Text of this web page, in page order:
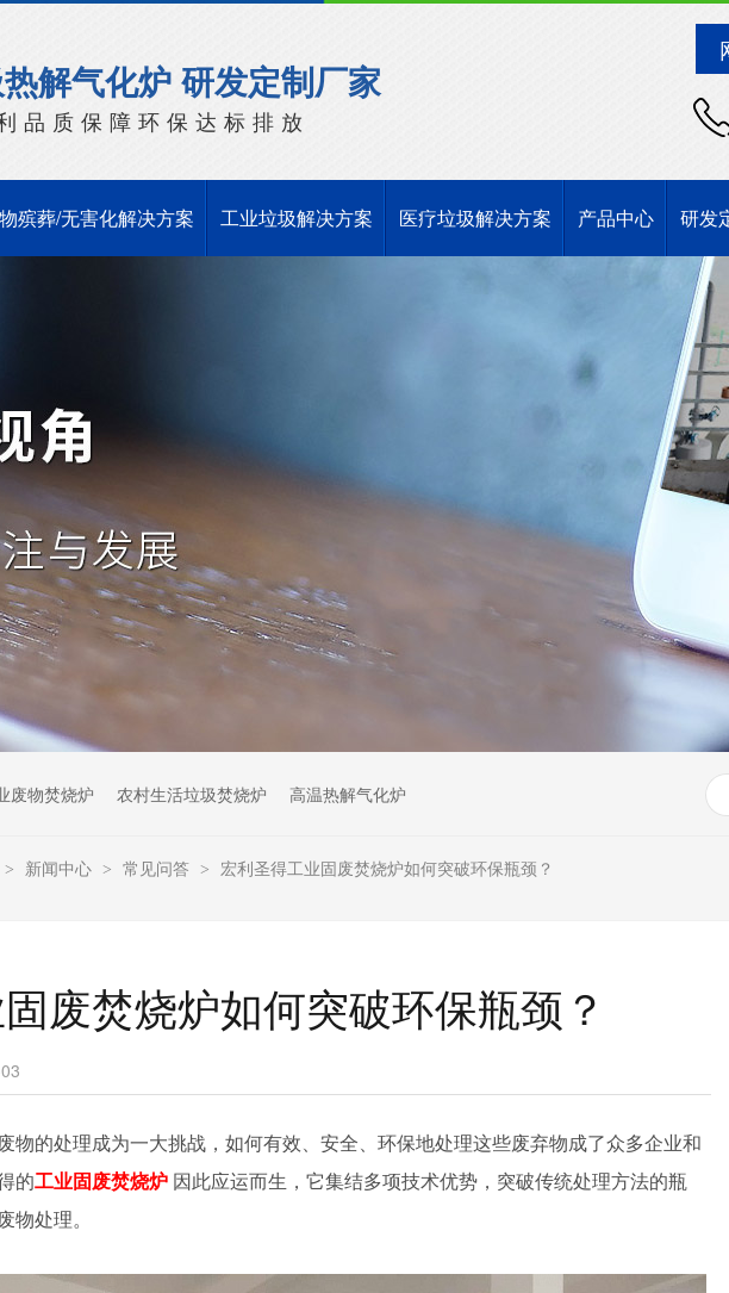
解气化炉 研发定制厂家
品质保障环保达标排放
殡葬/无害化解决方案 工业垃圾解决方案 医疗垃圾解决方案 产品中心 研发
废物焚烧炉 农村生活垃圾焚烧炉 高温热解气化炉
> 新闻中心 > 常见问答 > 宏利圣得工业固废焚烧炉如何突破环保瓶颈？
废焚烧炉如何突破环保瓶颈？
物的处理成为一大挑战，如何有效、安全、环保地处理这些废弃物成了众多企业和
的工业固废焚烧炉 因此应运而生，它集结多项技术优势，突破传统处理方法的瓶
物处理。